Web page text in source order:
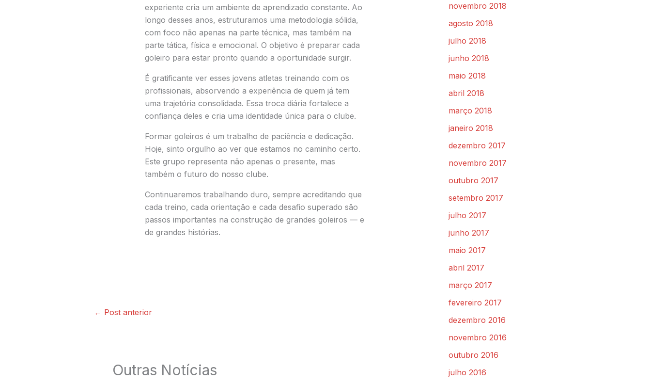
experiente cria um ambiente de aprendizado constante. Ao
longo desses anos, estruturamos uma metodologia sólida,
com foco não apenas na parte técnica, mas também na
parte tática, física e emocional. O objetivo é preparar cada
goleiro para estar pronto quando a oportunidade surgir.
É gratificante ver esses jovens atletas treinando com os
profissionais, absorvendo a experiência de quem já tem
uma trajetória consolidada. Essa troca diária fortalece a
confiança deles e cria uma identidade única para o clube.
Formar goleiros é um trabalho de paciência e dedicação.
Hoje, sinto orgulho ao ver que estamos no caminho certo.
Este grupo representa não apenas o presente, mas
também o futuro do nosso clube.
Continuaremos trabalhando duro, sempre acreditando que
cada treino, cada orientação e cada desafio superado são
passos importantes na construção de grandes goleiros — e
de grandes histórias.
← Post anterior
Outras Notícias
novembro 2018
agosto 2018
julho 2018
junho 2018
maio 2018
abril 2018
março 2018
janeiro 2018
dezembro 2017
novembro 2017
outubro 2017
setembro 2017
julho 2017
junho 2017
maio 2017
abril 2017
março 2017
fevereiro 2017
dezembro 2016
novembro 2016
outubro 2016
julho 2016